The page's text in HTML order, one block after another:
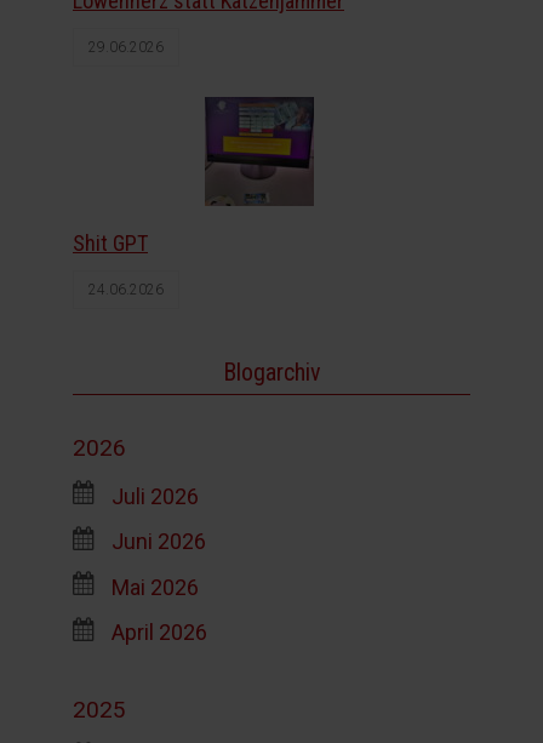
29.06.2026
Shit GPT
24.06.2026
Blogarchiv
2026
Juli 2026
Juni 2026
Mai 2026
April 2026
2025